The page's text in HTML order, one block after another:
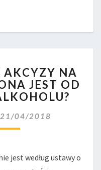
AKCYZY NA
JEST OD
21/04/2018
jest według ustawy o